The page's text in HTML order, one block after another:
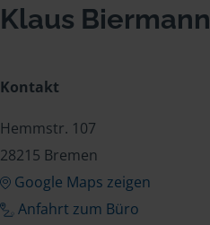
Klaus Biermann
Kontakt
Hemmstr. 107
28215 Bremen
Google Maps zeigen
Anfahrt zum Büro